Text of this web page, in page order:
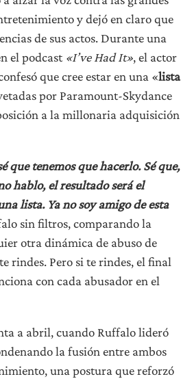
y dejó en claro que
de sus actos. Durante una
el podcast «I’ve Had It», el actor
que cree estar en una «lista
por Paramount-Skydance
a la millonaria adquisición
que tenemos que hacerlo. Sé que,
hablo, el resultado será el
lista. Ya no soy amigo de esta
sin filtros, comparando la
otra dinámica de abuso de
rindes. Pero si te rindes, el final
con cada abusador en el
a abril, cuando Ruffalo lideró
la fusión entre ambos
una postura que reforzó